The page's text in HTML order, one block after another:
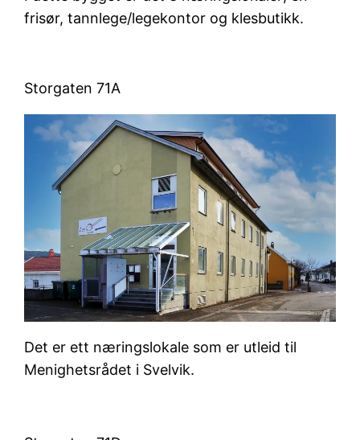
frisør, tannlege/legekontor og klesbutikk.
Storgaten 71A
Det er ett næringslokale som er utleid til
Menighetsrådet i Svelvik.